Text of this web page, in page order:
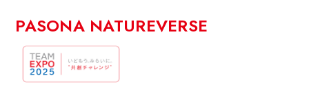
PASONA NATUREVERSE